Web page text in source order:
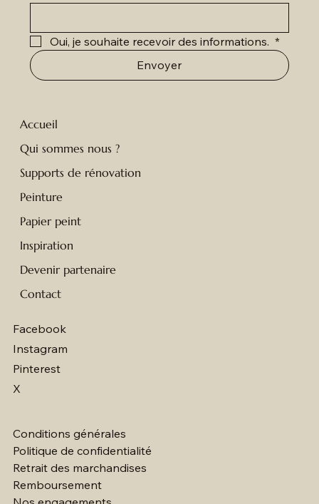
Accueil
Qui sommes nous ?
Supports de rénovation
Peinture
Papier peint
Inspiration
Devenir partenaire
Contact
Conditions générales
Politique de confidentialité
Retrait des marchandises
Remboursement
Facebook
Instagram
Pinterest
X
Oui, je souhaite recevoir des informations. *
Envoyer